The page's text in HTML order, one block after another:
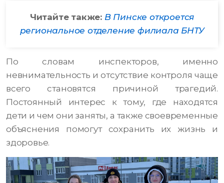
Читайте также: В Пинске откроется
региональное отделение филиала БНТУ
По словам инспекторов, именно
невнимательность и отсутствие контроля чаще
всего становятся причиной трагедий.
Постоянный интерес к тому, где находятся
дети и чем они заняты, а также своевременные
объяснения помогут сохранить их жизнь и
здоровье.